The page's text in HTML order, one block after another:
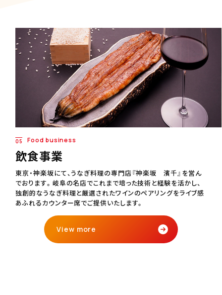
05 Food business
飲食事業
東京・神楽坂にて、うなぎ料理の専門店『神楽坂 濱千』を営ん
でおります。岐阜の名店でこれまで培った技術と経験を活かし、
独創的なうなぎ料理と厳選されたワインのペアリングをライブ感
あふれるカウンター席でご提供いたします。
View more